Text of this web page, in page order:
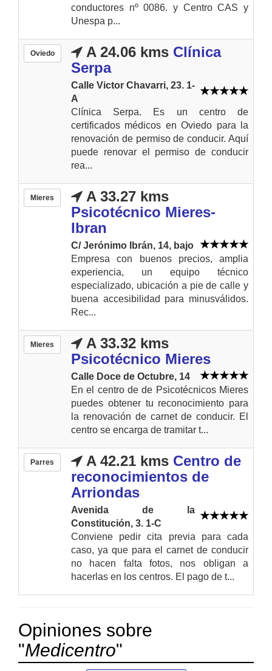
conductores nº 0086. y Centro CAS y
Unespa p...
Oviedo A 24.06 kms Clínica
Serpa
Calle Victor Chavarri, 23. 1-
A
Clínica Serpa. Es un centro de
certificados médicos en Oviedo para la
renovación de permiso de conducir. Aquí
puede renovar el permiso de conducir
rea...
Mieres
A 33.27 kms
Psicotécnico Mieres-
Ibran
C/ Jerónimo Ibrán, 14, bajo
Empresa con buenos precios, amplia
experiencia, un equipo técnico
especializado, ubicación a pie de calle y
buena accesibilidad para minusválidos.
Rec...
Mieres
A 33.32 kms
Psicotécnico Mieres
Calle Doce de Octubre, 14
En el centro de de Psicotécnicos Mieres
puedes obtener tu reconocimiento para
la renovación de carnet de conducir. El
centro se encarga de tramitar t...
Parres A 42.21 kms Centro de
reconocimientos de
Arriondas
Avenida de la
Constitución, 3. 1-C
Conviene pedir cita previa para cada
caso, ya que para el carnet de conducir
no hacen falta fotos, nos obligan a
hacerlas en los centros. El pago de t...
Opiniones sobre
"Medicentro"